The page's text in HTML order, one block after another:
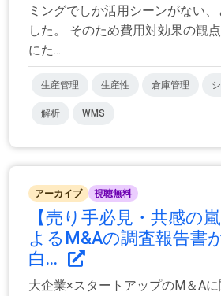
ミングでしか活用シーンがない
した。 そのため費用対効果の観
にた...
生産管理 生産性 倉庫管理
解析 WMS
アーカイブ 視聴無料
【売り手必見・共感の
よるM&Aの調査報告書
白...
大企業×スタートアップのM＆A